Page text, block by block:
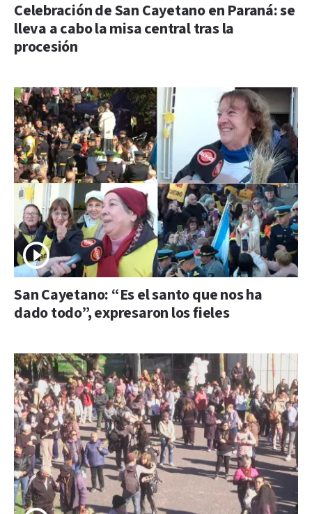
Celebración de San Cayetano en Paraná: se
lleva a cabo la misa central tras la
procesión
San Cayetano: “Es el santo que nos ha
dado todo”, expresaron los fieles